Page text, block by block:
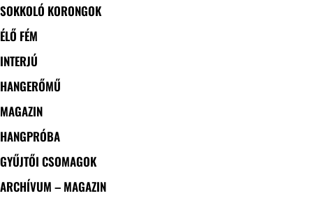
SOKKOLÓ KORONGOK
ÉLŐ FÉM
INTERJÚ
HANGERŐMŰ
MAGAZIN
HANGPRÓBA
GYŰJTŐI CSOMAGOK
ARCHÍVUM – MAGAZIN